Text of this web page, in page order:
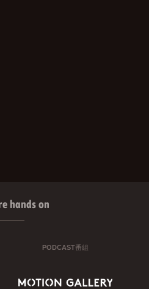
hands on
PODCAST番組